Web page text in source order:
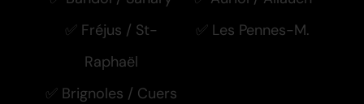
✅ Fréjus / St-
Raphaël
✅ Brignoles / Cuers
✅ Les Pennes-M.